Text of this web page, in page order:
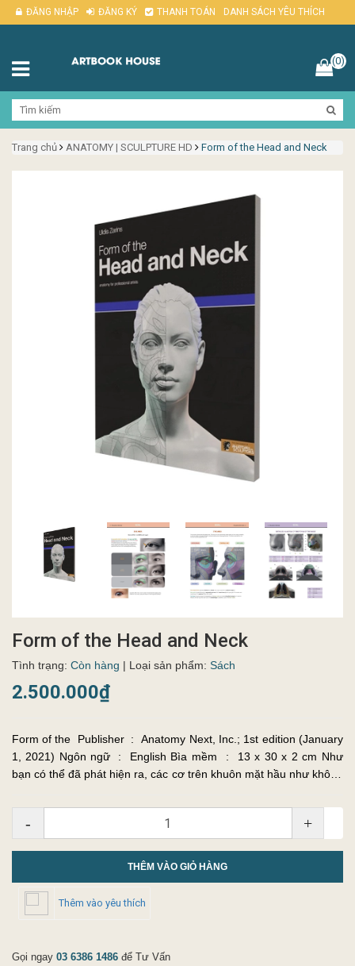
ĐĂNG NHẬP ĐĂNG KÝ THANH TOÁN DANH SÁCH YÊU THÍCH
(0)
Trang chủ ANATOMY | SCULPTURE HD Form of the Head and Neck
Form of the Head and Neck
Tình trạng: Còn hàng | Loại sản phẩm: Sách
2.500.000₫
Form of the Publisher ‏ : ‎ Anatomy Next, Inc.; 1st edition (January
1, 2021) Ngôn ngữ ‏ : ‎ English Bìa mềm ‏ : ‎ 13 x 30 x 2 cm Như
bạn có thể đã phát hiện ra, các cơ trên khuôn mặt hầu như không
- +
THÊM VÀO GIỎ HÀNG
Thêm vào yêu thích
Gọi ngay 03 6386 1486 để Tư Vấn